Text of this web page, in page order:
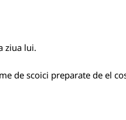
ziua lui.
de scoici preparate de el